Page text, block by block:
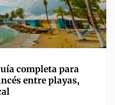
completa para
entre playas,